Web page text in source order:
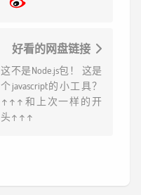
好看的网盘链接
这不是Node.js包！ 这是
个javascript的小工具？
↑↑↑和上次一样的开
头↑↑↑